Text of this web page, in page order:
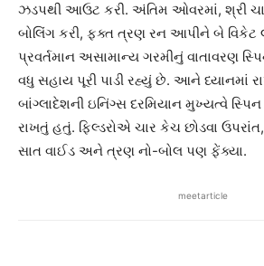
ઝડપથી આઉટ કરી. અંતિમ ઓવરમાં, શ્રી
બોલિંગ કરી, ફક્ત ત્રણ રન આપીને બે વિકેટ
પ્રવર્તમાન અસામાન્ય ગરમીનું વાતાવરણ
વધુ સહાય પૂરી પાડી રહ્યું છે. આને ધ્યાનમાં
બાંગ્લાદેશની ઇનિંગ્સ દરમિયાન મુખ્યત્વે
રાખતું હતું. ફિલ્ડરોએ ચાર કેચ છોડવા
સાત વાઈડ અને ત્રણ નો-બોલ પણ ફેંક્યા.
meetarticle